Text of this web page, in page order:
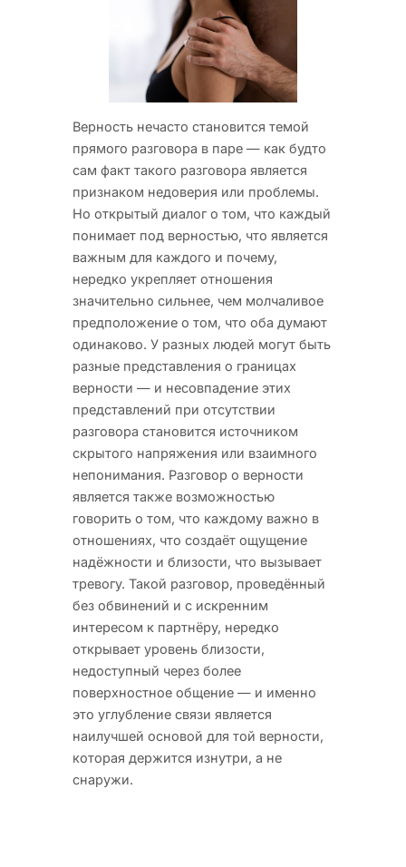
Верность нечасто становится темой
прямого разговора в паре — как будто
сам факт такого разговора является
признаком недоверия или проблемы.
Но открытый диалог о том, что каждый
понимает под верностью, что является
важным для каждого и почему,
нередко укрепляет отношения
значительно сильнее, чем молчаливое
предположение о том, что оба думают
одинаково. У разных людей могут быть
разные представления о границах
верности — и несовпадение этих
представлений при отсутствии
разговора становится источником
скрытого напряжения или взаимного
непонимания. Разговор о верности
является также возможностью
говорить о том, что каждому важно в
отношениях, что создаёт ощущение
надёжности и близости, что вызывает
тревогу. Такой разговор, проведённый
без обвинений и с искренним
интересом к партнёру, нередко
открывает уровень близости,
недоступный через более
поверхностное общение — и именно
это углубление связи является
наилучшей основой для той верности,
которая держится изнутри, а не
снаружи.